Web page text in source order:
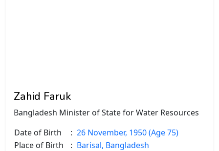
Zahid Faruk
Bangladesh Minister of State for Water Resources
Date of Birth
: 26 November, 1950 (Age 75)
Place of Birth
: Barisal, Bangladesh